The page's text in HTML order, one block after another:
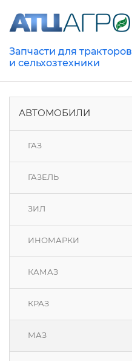
Запчасти для тракторов
и сельхозтехники
АВТОМОБИЛИ
ГАЗ
ГАЗЕЛЬ
ЗИЛ
ИНОМАРКИ
КАМАЗ
КРАЗ
МАЗ